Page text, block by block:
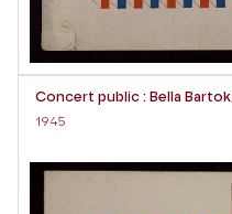
Concert public : Bella
1945